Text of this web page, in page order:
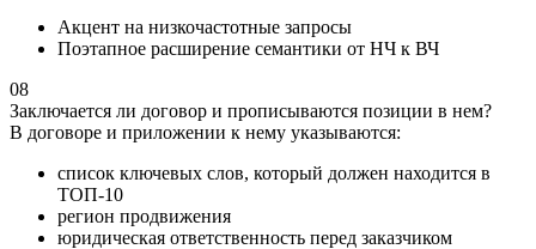
Акцент на низкочастотные запросы
Поэтапное расширение семантики от НЧ к ВЧ
08
Заключается ли договор и прописываются позиции в нем?
В договоре и приложении к нему указываются:
список ключевых слов, который должен находится в
ТОП-10
регион продвижения
юридическая ответственность перед заказчиком